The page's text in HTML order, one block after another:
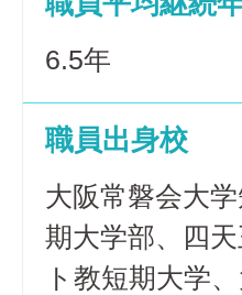
6.5年
職員出身校
大阪常磐会大
期大学部、四
ト教短期大学